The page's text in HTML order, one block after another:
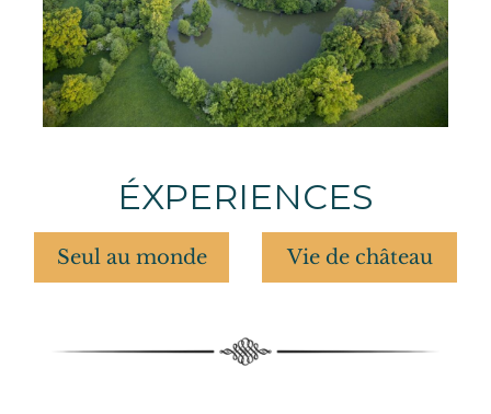
ÉXPERIENCES
Seul au monde Vie de château